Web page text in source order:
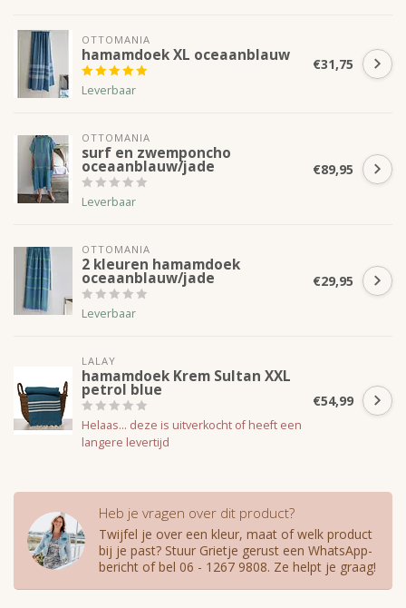
OTTOMANIA
hamamdoek XL oceaanblauw
Leverbaar
€31,75
OTTOMANIA
surf en zwemponcho
oceaanblauw/jade
Leverbaar
€89,95
OTTOMANIA
2 kleuren hamamdoek
oceaanblauw/jade
Leverbaar
€29,95
LALAY
hamamdoek Krem Sultan XXL
petrol blue
Helaas... deze is uitverkocht of heeft een
langere levertijd
€54,99
Heb je vragen over dit product?
Twijfel je over een kleur, maat of welk product
bij je past? Stuur Grietje gerust een WhatsApp-
bericht of bel 06 - 1267 9808. Ze helpt je graag!